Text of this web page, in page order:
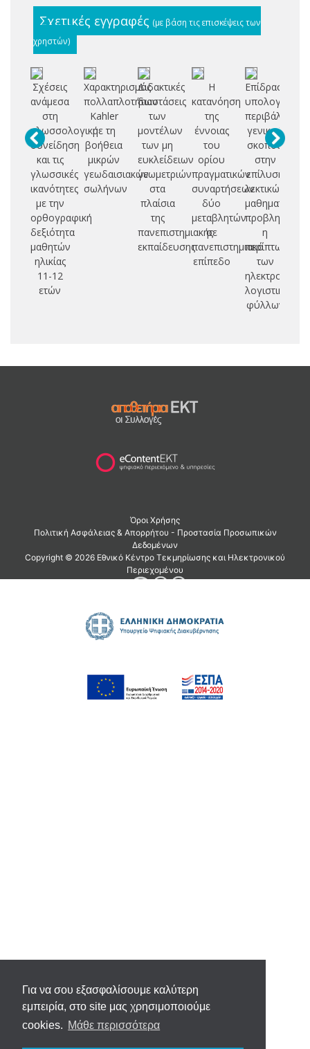
Για να σου εξασφαλίσουμε καλύτερη
εμπειρία, στο site μας χρησιμοποιούμε
cookies. Μάθε περισσότερα
Σχετικές εγγραφές (με βάση τις επισκέψεις των
χρηστών)
Σχέσεις
ανάμεσα
στη
γλωσσολογική
συνείδηση
και τις
γλωσσικές
ικανότητες
με την
ορθογραφική
δεξιότητα
μαθητών
ηλικίας
11-12
ετών
Χαρακτηρισμός
πολλαπλοτήτων
Kahler
με τη
βοήθεια
μικρών
γεωδαισιακών
σωλήνων
Διδακτικές
διαστάσεις
των
μοντέλων
των μη
ευκλείδειων
γεωμετριών
στα
πλαίσια
της
πανεπιστημιακής
εκπαίδευσης
Η
κατανόηση
της
έννοιας
του
ορίου
πραγματικών
συναρτήσεων
δύο
μεταβλητών
σε
πανεπιστημιακό
επίπεδο
Επίδραση
γενικού
σκοπού
στην
επίλυση
λεκτικών
μαθηματικών
η
περίπτωση
των
ηλεκτρονικών
λογιστικών
φύλλων